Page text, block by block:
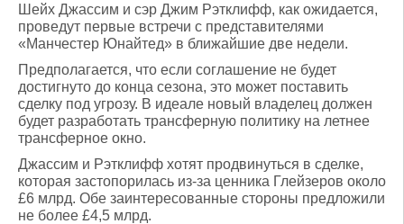
Шейх Джассим и сэр Джим Рэтклифф, как ожидается,
проведут первые встречи с представителями
«Манчестер Юнайтед» в ближайшие две недели.
Предполагается, что если соглашение не будет
достигнуто до конца сезона, это может поставить
сделку под угрозу. В идеале новый владелец должен
будет разработать трансферную политику на летнее
трансферное окно.
Джассим и Рэтклифф хотят продвинуться в сделке,
которая застопорилась из-за ценника Глейзеров около
£6 млрд. Обе заинтересованные стороны предложили
не более £4,5 млрд.